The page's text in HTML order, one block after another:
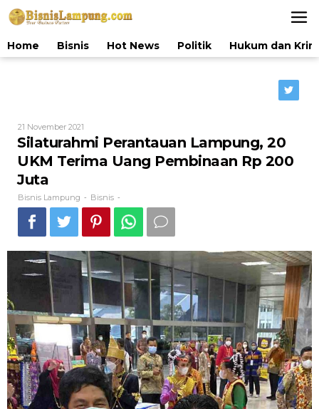
Lewati
ke
Home
Bisnis Hot News Politik Hukum dan
21 November 2021
Bisnis
Lampung
Silaturahmi Perantauan Lampung, 20
UKM Terima Uang Pembinaan Rp 200
Juta
Bisnis Lampung - Bisnis -